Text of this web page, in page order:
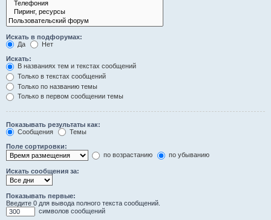
Искать в подфорумах:
Да
Нет
Искать:
В названиях тем и текстах сообщений
Только в текстах сообщений
Только по названию темы
Только в первом сообщении темы
Показывать результаты как:
Сообщения
Темы
Поле сортировки:
по возрастанию
по убыванию
Искать сообщения за:
Показывать первые:
Введите 0 для вывода полного текста сообщений.
символов сообщений